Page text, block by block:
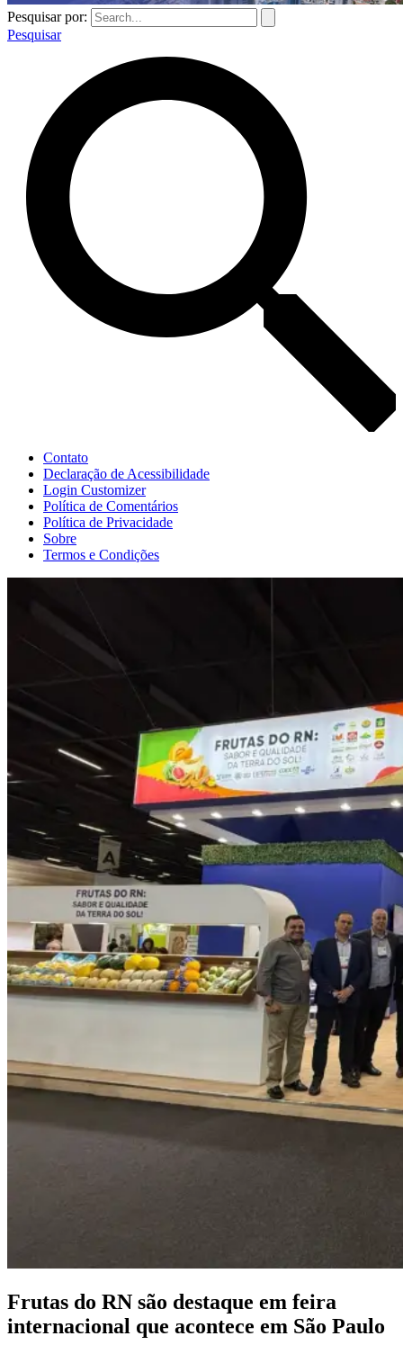
Pesquisar por:
Pesquisar
Contato
Declaração de Acessibilidade
Login Customizer
Política de Comentários
Política de Privacidade
Sobre
Termos e Condições
Frutas do RN são destaque em feira
internacional que acontece em São Paulo